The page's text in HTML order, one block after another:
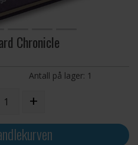
Chronicle
Antall på lager: 1
+